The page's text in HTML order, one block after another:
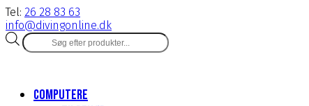
Tel: 26 28 83 63
info@divingonline.dk
Products
search
Computere